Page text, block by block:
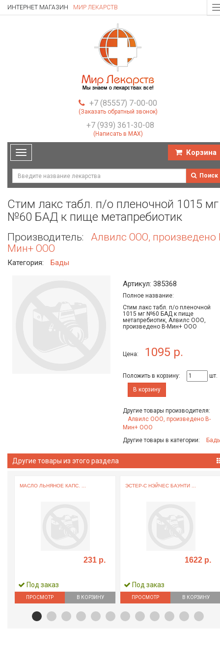
ИНТЕРНЕТ МАГАЗИН МИР ЛЕКАРСТВ
+7 (85557) 7-00-00
(Заказать обратный звонок)
+7 (939) 361-30-08
(Написать в MAX)
Toggle
navigation
Корзина
Поиск
Стим лакс табл. п/о пленочной 1015 мг
№60 БАД к пище метапребиотик
Производитель:
Алвилс ООО, произведено
Мин+ ООО
Категория: Бады
Артикул: 385368
Полное название:
Стим лакс табл. п/о пленочной
1015 мг №60 БАД к пище
метапребиотик, Алвилс ООО,
произведено В-Мин+ ООО
Цена: 1095 р.
Положить в корзину:
шт.
В корзину
Другие товары производителя:
Алвилс ООО, произведено В-
Мин+ ООО
Другие товары в категории:
Другие товары из этого раздела
МАСЛО ЛЬНЯНОЕ КАПС. ...
231 р.
Под заказ
ПРОСМОТР В КОРЗИНУ
ЭСТЕР-С НЭЙЧЕС БАУНТИ ...
1622 р.
Под заказ
ПРОСМОТР В КОРЗИНУ